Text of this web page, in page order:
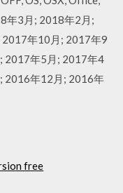
年3月; 2018年2月;
年10月; 2017年9
2017年5月; 2017年4
2016年12月; 2016年
free